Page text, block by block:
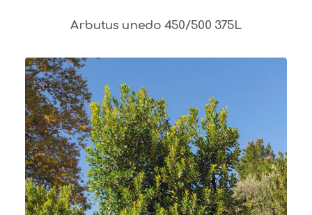
Arbutus unedo 450/500 375L